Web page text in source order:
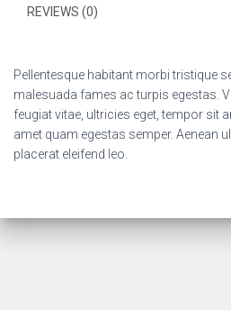
REVIEWS (0)
Pellentesque habitant morbi tristique
malesuada fames ac turpis egestas.
feugiat vitae, ultricies eget, tempor sit
amet quam egestas semper. Aenean
placerat eleifend leo.